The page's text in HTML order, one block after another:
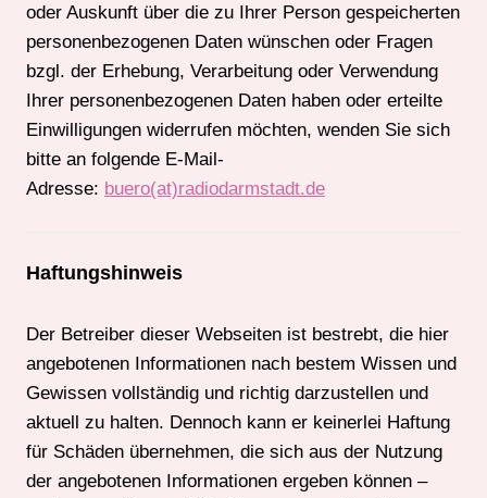
oder Auskunft über die zu Ihrer Person gespeicherten
personenbezogenen Daten wünschen oder Fragen
bzgl. der Erhebung, Verarbeitung oder Verwendung
Ihrer personenbezogenen Daten haben oder erteilte
Einwilligungen widerrufen möchten, wenden Sie sich
bitte an folgende E-Mail-
Adresse: buero(at)radiodarmstadt.de
Haftungshinweis
Der Betreiber dieser Webseiten ist bestrebt, die hier
angebotenen Informationen nach bestem Wissen und
Gewissen vollständig und richtig darzustellen und
aktuell zu halten. Dennoch kann er keinerlei Haftung
für Schäden übernehmen, die sich aus der Nutzung
der angebotenen Informationen ergeben können –